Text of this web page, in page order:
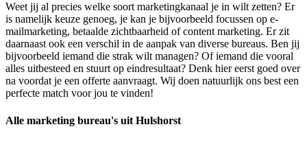
Weet jij al precies welke soort marketingkanaal je in wilt zetten? Er
is namelijk keuze genoeg, je kan je bijvoorbeeld focussen op e-
mailmarketing, betaalde zichtbaarheid of content marketing. Er zit
daarnaast ook een verschil in de aanpak van diverse bureaus. Ben jij
bijvoorbeeld iemand die strak wilt managen? Of iemand die vooral
alles uitbesteed en stuurt op eindresultaat? Denk hier eerst goed over
na voordat je een offerte aanvraagt. Wij doen natuurlijk ons best een
perfecte match voor jou te vinden!
Alle marketing bureau's uit Hulshorst